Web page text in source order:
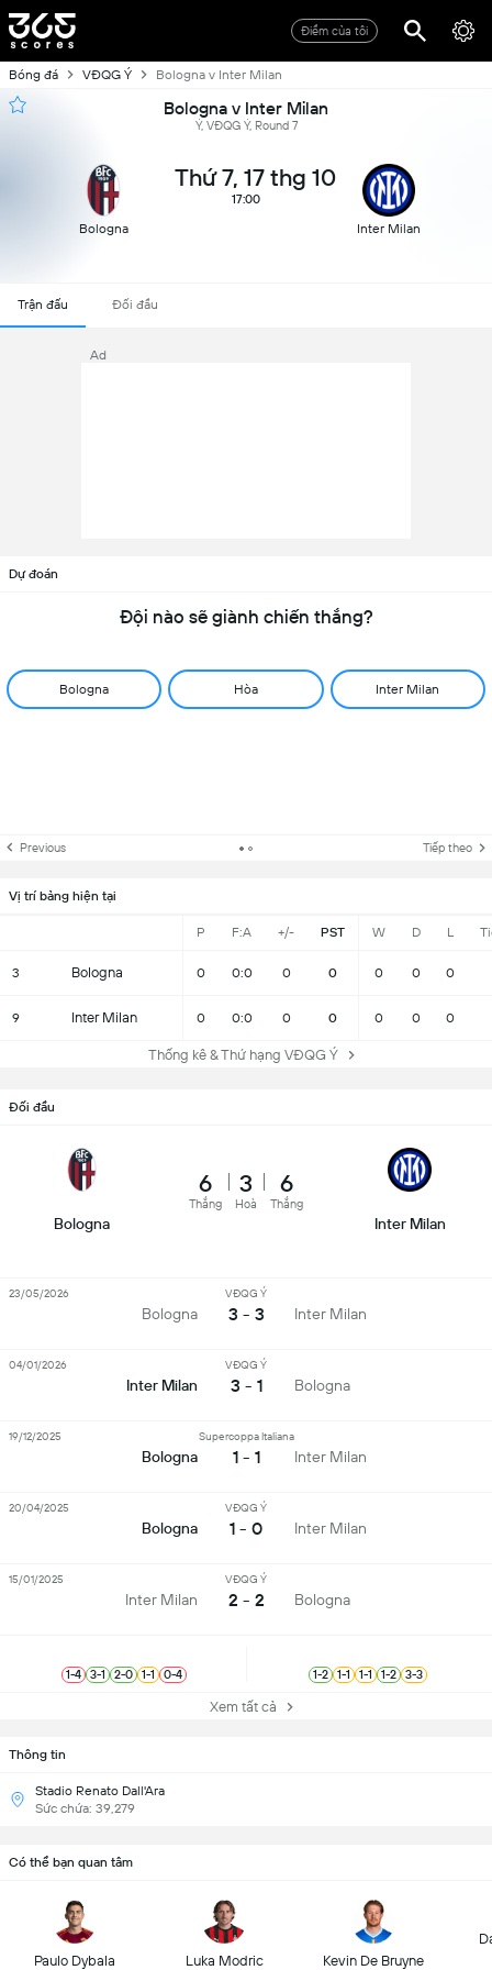
Điểm của tôi
Bóng đá VĐQG Ý Bologna v Inter Milan
Bologna v Inter Milan
Ý, VĐQG Ý, Round 7
Bologna
Thứ 7, 17 thg 10
17:00
Inter Milan
Trận đấu Đối đầu
Ad
Dự đoán
Đội nào sẽ giành chiến thắng?
Bologna Hòa Inter Milan
Previous Tiếp theo
Vị trí bảng hiện tại
P F:A +/- PST W D L
3 Bologna 0 0:0 0 0 0 0 0
9 Inter Milan 0 0:0 0 0 0 0 0
Thống kê & Thứ hạng VĐQG Ý
Thông tin
Stadio Renato Dall'Ara
Sức chứa: 39,279
Đối đầu
Bologna
6
Thắng
3
Hoà
6
Thắng
Inter Milan
Bologna
VĐQG Ý
3 - 3 Inter Milan
23/05/2026
Inter Milan
VĐQG Ý
3 - 1 Bologna
04/01/2026
Bologna
Supercoppa Italiana
1 - 1 Inter Milan
19/12/2025
Bologna
VĐQG Ý
1 - 0 Inter Milan
20/04/2025
Inter Milan
VĐQG Ý
2 - 2 Bologna
15/01/2025
1-4 3-1 2-0 1-1 0-4 1-2 1-1 1-1 1-2 3-3
Xem tất cả
Có thể bạn quan tâm
Paulo Dybala Luka Modric Kevin De Bruyne